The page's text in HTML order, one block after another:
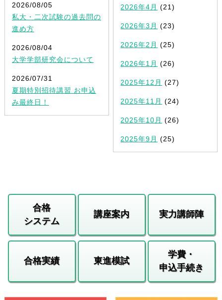
2026/08/05
私大・二次試験の過去問の
進め方
2026/08/04
大学学部研究会について
2026/07/31
夏期特別招待講習 お申込
み最終日！
2026年4月 (21)
2026年3月 (23)
2026年2月 (25)
2026年1月 (26)
2025年12月 (27)
2025年11月 (24)
2025年10月 (26)
2025年9月 (25)
合格
システム
講座案内 実力講師陣
合格実績 東進模試
学費・
申込手続き